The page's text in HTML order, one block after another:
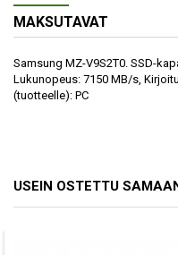
MAKSUTAVAT
Samsung MZ-V9S2T0. SSD-
Lukunopeus: 7150 MB/s,
(tuotteelle): PC
USEIN OSTETTU